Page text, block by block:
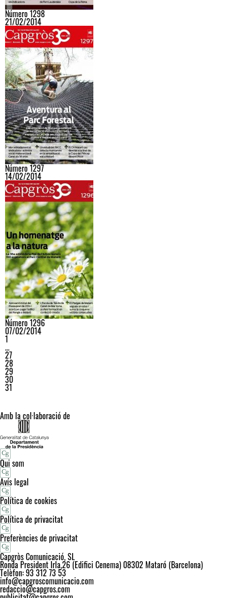
Número 1298
21/02/2014
Número 1297
14/02/2014
Número 1296
07/02/2014
1
…
27
28
29
30
31
Amb la col·laboració de
Qui som
Avís legal
Política de cookies
Política de privacitat
Preferències de privacitat
Capgròs Comunicació, SL
Ronda President Irla,26 (Edifici Cenema) 08302 Mataró (Barcelona)
Telèfon: 93 312 73 53
info@capgroscomunicacio.com
redaccio@capgros.com